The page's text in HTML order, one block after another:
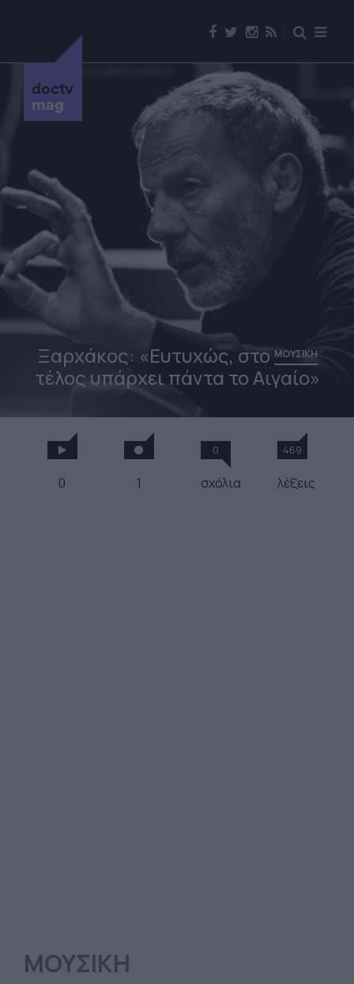
doctv
mag
Ξαρχάκος: «Ευτυχώς, στο ΜΟΥΣΙΚΗ
τέλος υπάρχει πάντα το Αιγαίο»
0 1
0
σχόλια
469
λέξεις
ΜΟΥΣΙΚΗ